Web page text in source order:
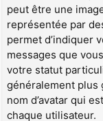
peut être une
représentée par
permet d’indiquer
messages que
votre statut
généralement plus
nom d’avatar qui
chaque utilisateur.